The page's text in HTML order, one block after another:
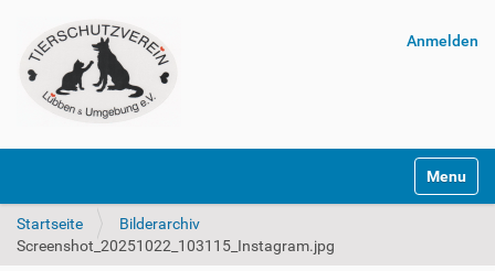
Anmelden
Startseite
Bilderarchiv
Screenshot_20251022_103115_Instagram.jpg